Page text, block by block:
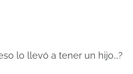
lo llevó a tener un hijo...?